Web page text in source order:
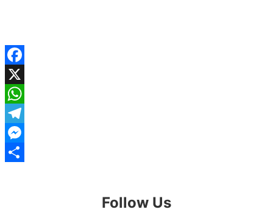
Facebook
X
WhatsApp
Telegram
Messenger
Follow Us